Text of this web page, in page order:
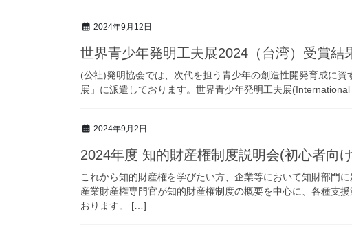
2024年9月12日
世界青少年発明工夫展2024（台湾）受賞結
(公社)発明協会では、次代を担う青少年の創造性開発育成に
展」に派遣しております。世界青少年発明工夫展
2024年9月2日
2024年度 知的財産権制度説明会(初心者向
これから知的財産権を学びたい方、企業等において知財部門
産業財産権専門官が知的財産権制度の概要を中心に、各種支
おります。 […]